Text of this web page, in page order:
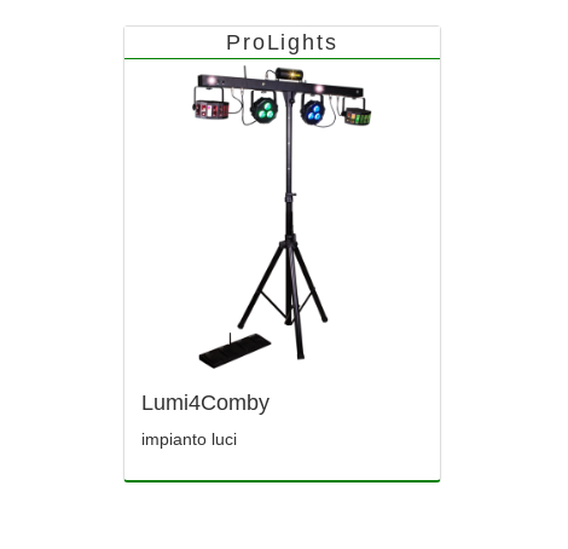
ProLights
Lumi4Comby
impianto luci